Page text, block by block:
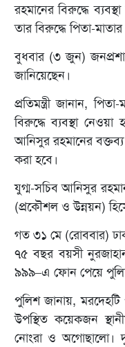
রহমানের বিরুদ্ধে
তার বিরুদ্ধে পিতা-
বুধবার (৩ জুন)
জানিয়েছেন।
প্রতিমন্ত্রী জানান,
বিরুদ্ধে ব্যবস্থা
আনিসুর রহমানের
করা হবে।
যুগ্ম-সচিব আনিসুর
(প্রকৌশল ও উন্নয়ন)
গত ৩১ মে (রোববার)
৭৫ বছর বয়সী
৯৯৯–এ ফোন পেয়ে
পুলিশ জানায়, মরদেহটি
উপস্থিত কয়েকজন
নোংরা ও অগোছালো।